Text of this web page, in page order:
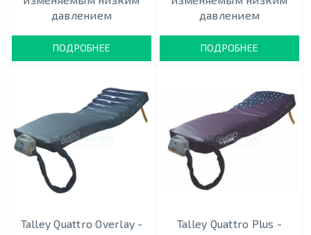
давлением
ПОДРОБНЕЕ
давлением
ПОДРОБНЕЕ
Talley Quattro Overlay -
Talley Quattro Plus -